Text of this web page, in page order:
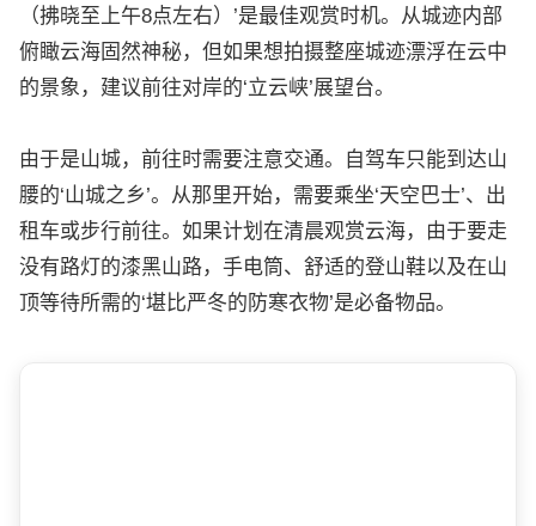
（拂晓至上午8点左右）’是最佳观赏时机。从城迹内部
俯瞰云海固然神秘，但如果想拍摄整座城迹漂浮在云中
的景象，建议前往对岸的‘立云峡’展望台。
由于是山城，前往时需要注意交通。自驾车只能到达山
腰的‘山城之乡’。从那里开始，需要乘坐‘天空巴士’、出
租车或步行前往。如果计划在清晨观赏云海，由于要走
没有路灯的漆黑山路，手电筒、舒适的登山鞋以及在山
顶等待所需的‘堪比严冬的防寒衣物’是必备物品。